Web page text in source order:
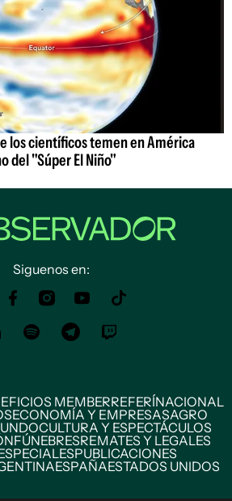
los científicos temen en América
del "Súper El Niño"
Siguenos en:
MEMBERREFERÍNACIONAL
ECONOMÍA Y EMPRESASAGRO
CULTURA Y ESPECTÁCULOS
FÚNEBRESREMATES Y LEGALES
PUBLICACIONES
ESPAÑAESTADOS UNIDOS